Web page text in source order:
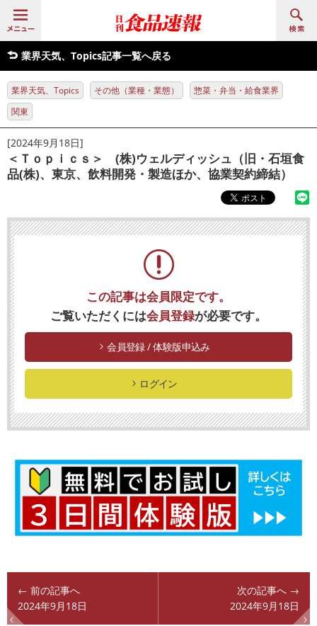
業界天気、Topics記事一覧へ戻る
業界天気、Topics その他（業種・業態）
惣菜・弁当・給食業界
関東
[2024年9月18日]
＜Ｔｏｐｉｃｓ＞ (株)ウェルディッシュ（旧・石垣食
品(株)、東京、飲料開発・製造ほか、協業契約締結）
この記事は会員限定です。
ご覧いただくには会員登録が必要です。
会員登録 / 体験版申込み
ログイン
← 前の記事へ
2024年9月18日
次の記事へ →
2024年9月18日